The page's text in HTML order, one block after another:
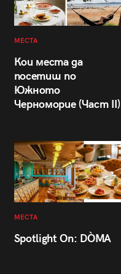
МЕСТА
Кои места да
посетиш по
Южното
Черноморие (Част II)
МЕСТА
Spotlight On: DÒMA